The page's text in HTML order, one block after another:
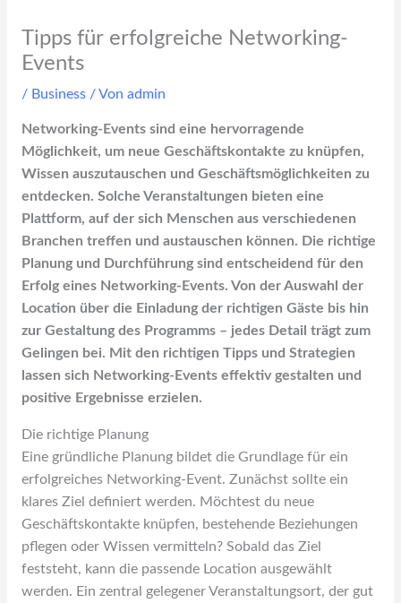
Tipps für erfolgreiche Networking-
Events
/ Business/ Von admin
Networking-Events sind eine hervorragende
Möglichkeit, um neue Geschäftskontakte zu knüpfen,
Wissen auszutauschen und Geschäftsmöglichkeiten zu
entdecken. Solche Veranstaltungen bieten eine
Plattform, auf der sich Menschen aus verschiedenen
Branchen treffen und austauschen können. Die richtige
Planung und Durchführung sind entscheidend für den
Erfolg eines Networking-Events. Von der Auswahl der
Location über die Einladung der richtigen Gäste bis hin
zur Gestaltung des Programms – jedes Detail trägt zum
Gelingen bei. Mit den richtigen Tipps und Strategien
lassen sich Networking-Events effektiv gestalten und
positive Ergebnisse erzielen.
Die richtige Planung
Eine gründliche Planung bildet die Grundlage für ein
erfolgreiches Networking-Event. Zunächst sollte ein
klares Ziel definiert werden. Möchtest du neue
Geschäftskontakte knüpfen, bestehende Beziehungen
pflegen oder Wissen vermitteln? Sobald das Ziel
feststeht, kann die passende Location ausgewählt
werden. Ein zentral gelegener Veranstaltungsort, der gut